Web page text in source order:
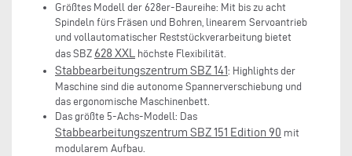
Größtes Modell der 628er-Baureihe: Mit bis zu acht
Spindeln fürs Fräsen und Bohren, linearem Servoantrieb
und vollautomatischer Reststückverarbeitung bietet
das SBZ 628 XXL höchste Flexibilität.
Stabbearbeitungszentrum SBZ 141: Highlights der
Maschine sind die autonome Spannerverschiebung und
das ergonomische Maschinenbett.
Das größte 5-Achs-Modell: Das
Stabbearbeitungszentrum SBZ 151 Edition 90 mit
modularem Aufbau.